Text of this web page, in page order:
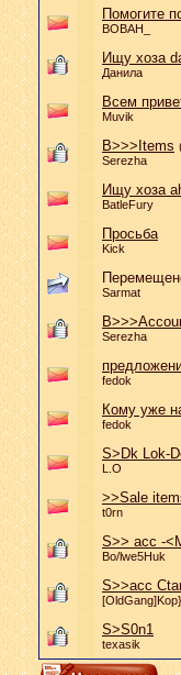
Помогите
BOBAH_
Ищу хоза
Данила
Всем
Muvik
B>>>Items
Serezha
Ищу хоза
BatleFury
Просьба
Kick
Sarmat
Serezha
fedok
Кому уже
fedok
S>Dk Lok-
L.O
>>Sale
t0rn
S>> acc -
Bo/lwe5Huk
S>>acc
S>S0n1
texasik